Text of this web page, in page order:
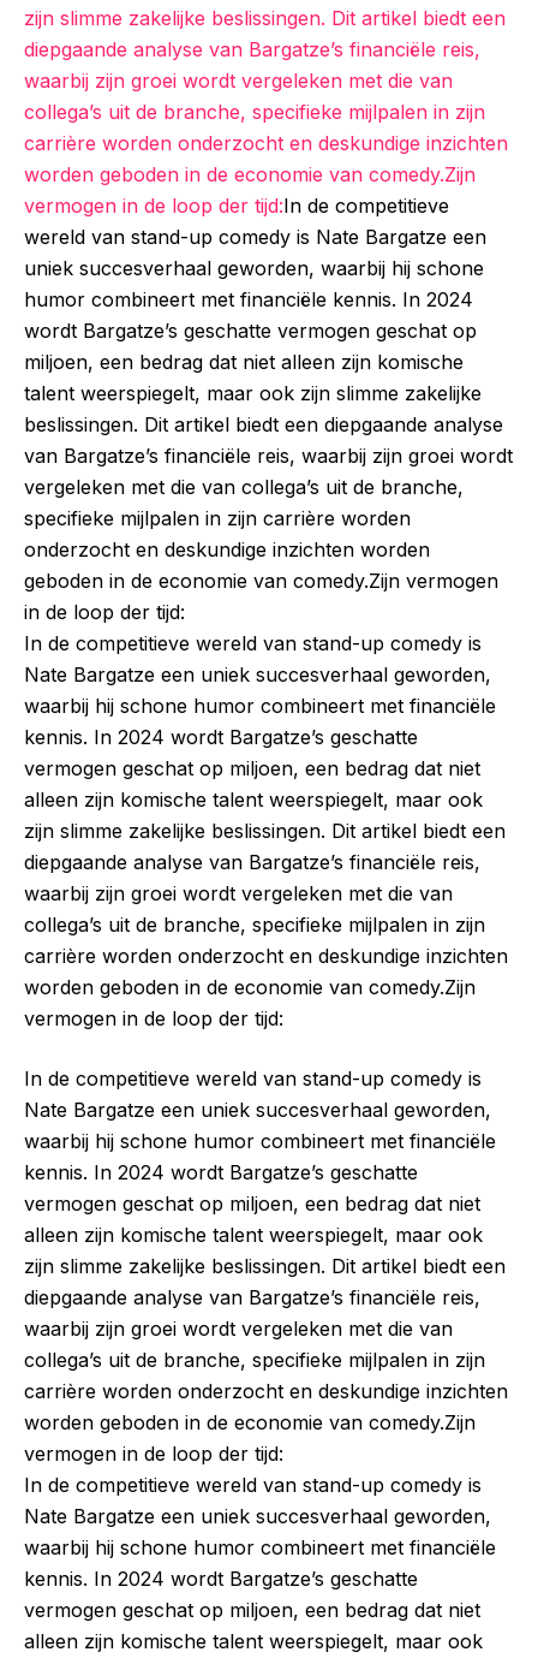
zijn slimme zakelijke beslissingen. Dit artikel biedt een
diepgaande analyse van Bargatze’s financiële reis,
waarbij zijn groei wordt vergeleken met die van
collega’s uit de branche, specifieke mijlpalen in zijn
carrière worden onderzocht en deskundige inzichten
worden geboden in de economie van comedy.Zijn
vermogen in de loop der tijd:In de competitieve
wereld van stand-up comedy is Nate Bargatze een
uniek succesverhaal geworden, waarbij hij schone
humor combineert met financiële kennis. In 2024
wordt Bargatze’s geschatte vermogen geschat op
miljoen, een bedrag dat niet alleen zijn komische
talent weerspiegelt, maar ook zijn slimme zakelijke
beslissingen. Dit artikel biedt een diepgaande analyse
van Bargatze’s financiële reis, waarbij zijn groei wordt
vergeleken met die van collega’s uit de branche,
specifieke mijlpalen in zijn carrière worden
onderzocht en deskundige inzichten worden
geboden in de economie van comedy.Zijn vermogen
in de loop der tijd:
In de competitieve wereld van stand-up comedy is
Nate Bargatze een uniek succesverhaal geworden,
waarbij hij schone humor combineert met financiële
kennis. In 2024 wordt Bargatze’s geschatte
vermogen geschat op miljoen, een bedrag dat niet
alleen zijn komische talent weerspiegelt, maar ook
zijn slimme zakelijke beslissingen. Dit artikel biedt een
diepgaande analyse van Bargatze’s financiële reis,
waarbij zijn groei wordt vergeleken met die van
collega’s uit de branche, specifieke mijlpalen in zijn
carrière worden onderzocht en deskundige inzichten
worden geboden in de economie van comedy.Zijn
vermogen in de loop der tijd:
In de competitieve wereld van stand-up comedy is
Nate Bargatze een uniek succesverhaal geworden,
waarbij hij schone humor combineert met financiële
kennis. In 2024 wordt Bargatze’s geschatte
vermogen geschat op miljoen, een bedrag dat niet
alleen zijn komische talent weerspiegelt, maar ook
zijn slimme zakelijke beslissingen. Dit artikel biedt een
diepgaande analyse van Bargatze’s financiële reis,
waarbij zijn groei wordt vergeleken met die van
collega’s uit de branche, specifieke mijlpalen in zijn
carrière worden onderzocht en deskundige inzichten
worden geboden in de economie van comedy.Zijn
vermogen in de loop der tijd:
In de competitieve wereld van stand-up comedy is
Nate Bargatze een uniek succesverhaal geworden,
waarbij hij schone humor combineert met financiële
kennis. In 2024 wordt Bargatze’s geschatte
vermogen geschat op miljoen, een bedrag dat niet
alleen zijn komische talent weerspiegelt, maar ook